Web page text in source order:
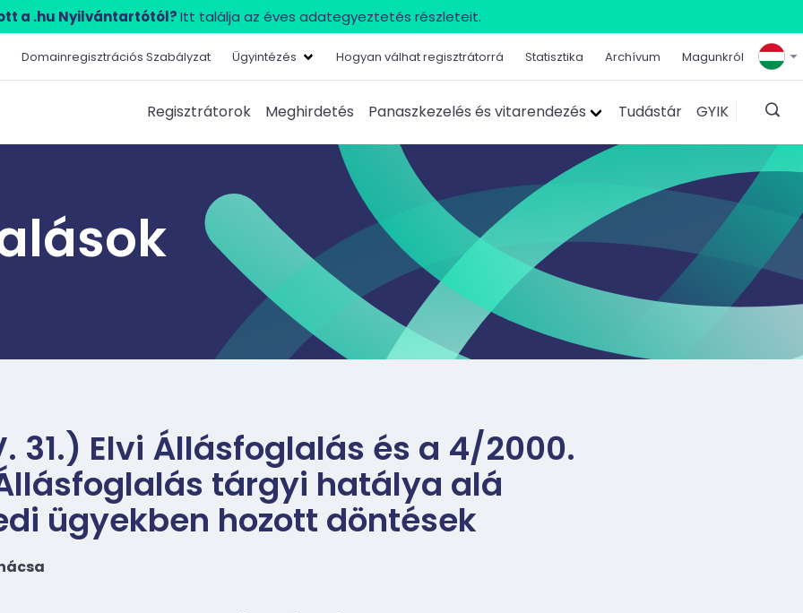
a .hu Nyilvántartótól?Itt találja az éves adategyeztetés részleteit.
Domainregisztrációs Szabályzat Ügyintézés Hogyan válhat regisztrátorrá Statisztika Archívum Magunkról
Regisztrátorok Meghirdetés Panaszkezelés és vitarendezés Tudástár GYIK
31.) Elvi Állásfoglalás és a 4/2000.
tárgyi hatálya alá
ügyekben hozott döntések